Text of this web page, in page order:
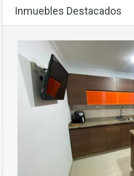
Inmuebles Destacados